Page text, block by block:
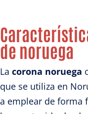
de noruega
La corona noruega
que se utiliza en
a emplear de forma